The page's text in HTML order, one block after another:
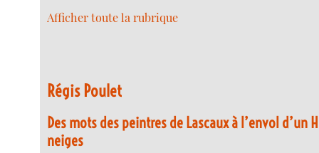
Afficher toute la rubrique
Régis Poulet
Des mots des peintres de Lascaux à l’envol d’un
neiges